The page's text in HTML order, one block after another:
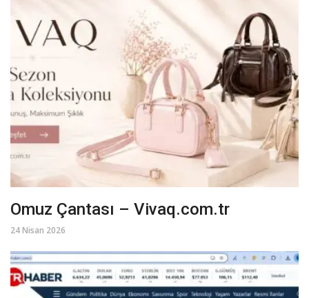
Omuz Çantası – Vivaq.com.tr
24 Nisan 2026